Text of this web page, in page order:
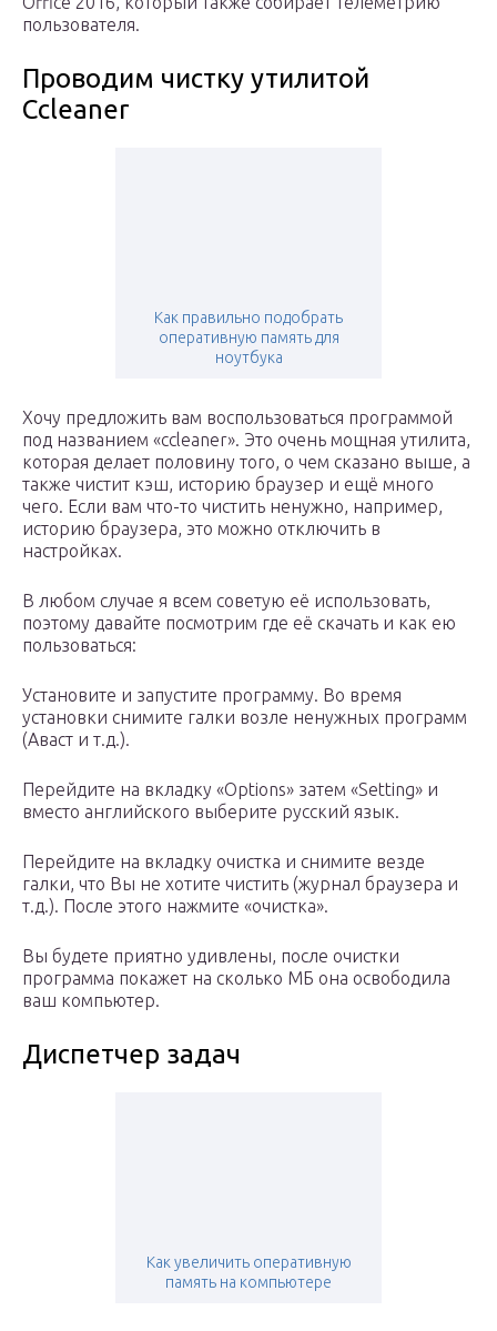
пользователя.
Проводим чистку утилитой
Ccleaner
Как правильно подобрать
оперативную память для
ноутбука
Хочу предложить вам воспользоваться программой
под названием «ccleaner». Это очень мощная утилита,
которая делает половину того, о чем сказано выше, а
также чистит кэш, историю браузер и ещё много
чего. Если вам что-то чистить ненужно, например,
историю браузера, это можно отключить в
настройках.
В любом случае я всем советую её использовать,
поэтому давайте посмотрим где её скачать и как ею
пользоваться:
Установите и запустите программу. Во время
установки снимите галки возле ненужных программ
(Аваст и т.д.).
Перейдите на вкладку «Options» затем «Setting» и
вместо английского выберите русский язык.
Перейдите на вкладку очистка и снимите везде
галки, что Вы не хотите чистить (журнал браузера и
т.д.). После этого нажмите «очистка».
Вы будете приятно удивлены, после очистки
программа покажет на сколько МБ она освободила
ваш компьютер.
Диспетчер задач
Как увеличить оперативную
память на компьютере